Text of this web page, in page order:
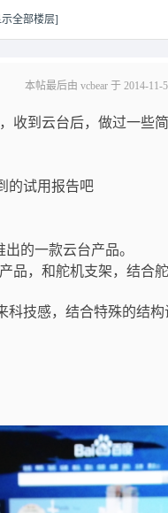
示全部楼层]
本帖最后由 vcbear 于 2014-11-
收到云台后，做过一些
的试用报告吧
的一款云台产品。
品，和舵机支架，结合
科技感，结合特殊的结